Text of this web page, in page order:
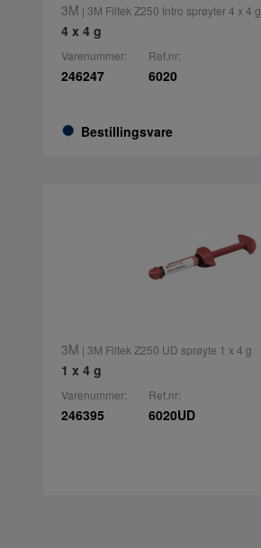
3M | 3M Filtek Z250 Intro sprøyter 4 x 4 g
4 x 4 g
Varenummer:
246247
Bestillingsvare
Ref.nr:
6020
3M | 3M Filtek Z250 UD sprøyte 1 x 4 g
1 x 4 g
Varenummer:
246395
Ref.nr:
6020UD